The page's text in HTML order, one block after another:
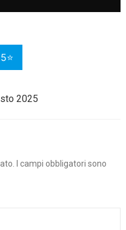
5⭐
2025
I campi obbligatori sono